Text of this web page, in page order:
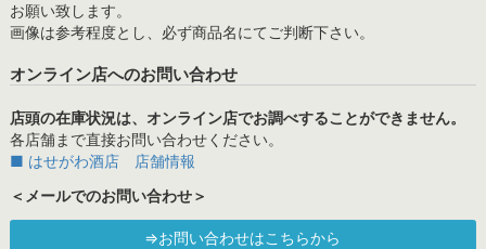
お願い致します。
画像は参考程度とし、必ず商品名にてご判断下さい。
オンライン店へのお問い合わせ
店頭の在庫状況は、オンライン店でお調べすることができません。
各店舗まで直接お問い合わせください。
■ はせがわ酒店 店舗情報
＜メールでのお問い合わせ＞
⇒お問い合わせはこちらから